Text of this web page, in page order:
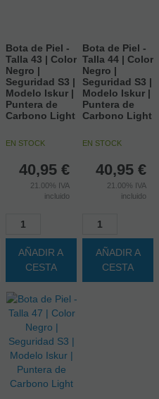
Bota de Piel -
Talla 43 | Color
Negro |
Seguridad S3 |
Modelo Iskur |
Puntera de
Carbono Light
EN STOCK
40,95 €
21.00% IVA
incluido
AÑADIR A
CESTA
Bota de Piel -
Talla 44 | Color
Negro |
Seguridad S3 |
Modelo Iskur |
Puntera de
Carbono Light
EN STOCK
40,95 €
21.00% IVA
incluido
AÑADIR A
CESTA